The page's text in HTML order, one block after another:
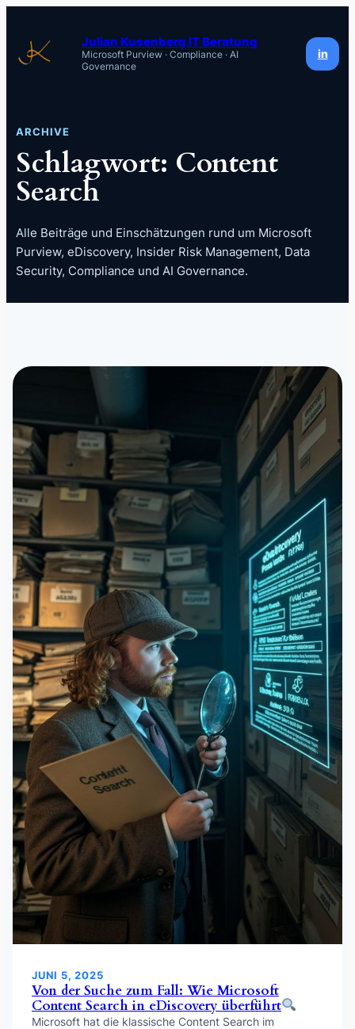
Inhalt
springen
Julian Kusenberg IT Beratung
Microsoft Purview · Compliance · AI
Governance
in
ARCHIVE
Schlagwort: Content
Search
Alle Beiträge und Einschätzungen rund um Microsoft
Purview, eDiscovery, Insider Risk Management, Data
Security, Compliance und AI Governance.
JUNI 5, 2025
Von der Suche zum Fall: Wie Microsoft
Content Search in eDiscovery überführt
Microsoft hat die klassische Content Search im